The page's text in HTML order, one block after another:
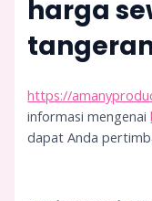
harga
https://
informasi mengenai
dapat Anda